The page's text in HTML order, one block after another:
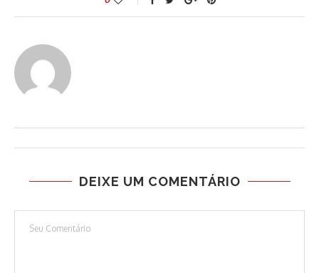
DEIXE UM COMENTÁRIO